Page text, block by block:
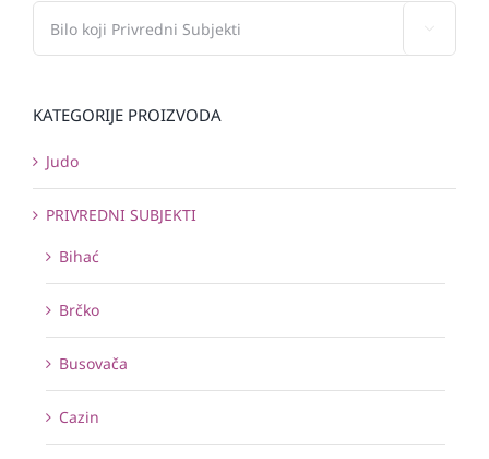
KATEGORIJE PROIZVODA
Judo
PRIVREDNI SUBJEKTI
Bihać
Brčko
Busovača
Cazin